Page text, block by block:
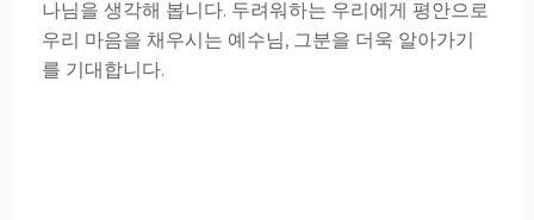
나님을 생각해 봅니다. 두려워하는 우리에게 평안으로
우리 마음을 채우시는 예수님, 그분을 더욱 알아가기
를 기대합니다.